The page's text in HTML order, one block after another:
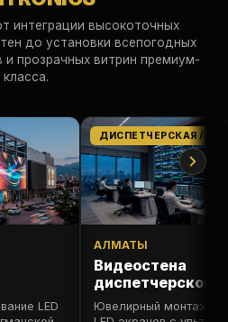
интеграции высокоточных
до установки всепогодных
и прозрачных витрин премиум-
класса.
LED
ДИСПЕТЧЕРСКАЯ /
АЛМАТЫ
Видеостена
диспетчерской
Ювелирный монтаж и